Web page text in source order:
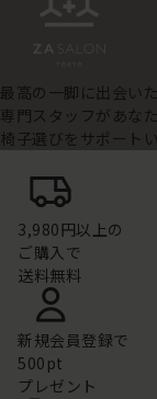
最高の一脚に出会い
専門スタッフがあな
椅子選びをサポート
3,980円以上の
ご購入で
送料無料
新規会員登録で
500pt
プレゼント